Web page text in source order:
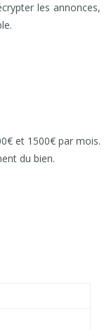
les annonces,
et 1500€ par mois.
du bien.